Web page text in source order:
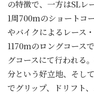
の特徴で、一方はSLレ
1周700mのショートコ
やバイクによるレース
1170mのロングコース
グコースにて行われる
分という好立地、そし
でグリップ、ドリフト